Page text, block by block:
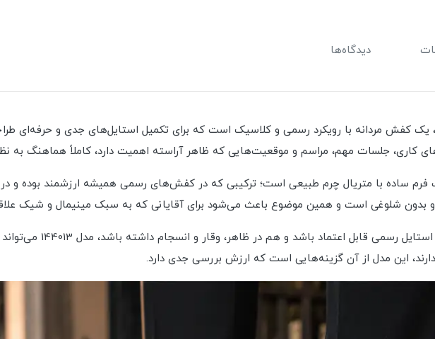
دیدگاه‌ها
کفش رسمی چرم طبیعی مدل 144013، یک کفش مردانه با رویکرد رسمی و کلاسیک است که برای تکمیل استایل‌های جدی
جلسات مهم، مراسم و موقعیت‌هایی که ظاهر آراسته اهمیت دارد، کاملاً هماهنگ به
فرم ساده با متریال چرم طبیعی است؛ ترکیبی که در کفش‌های رسمی همیشه ارزشمند بوده و
و بدون شلوغی است و همین موضوع باعث می‌شود برای آقایانی که به سبک مینیمال و شیک
اگر به دنبال کفشی
این مدل از آن گزینه‌هایی است که ارزش بررسی جدی دارد.